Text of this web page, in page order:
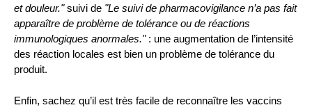
et douleur."suivi de "Le suivi de pharmacovigilance n’a pas fait
apparaître de problème de tolérance ou de réactions
immunologiques anormales.": une augmentation de l’intensité
des réaction locales est bien un problème de tolérance du
produit.
Enfin, sachez qu’il est très facile de reconnaître les vaccins